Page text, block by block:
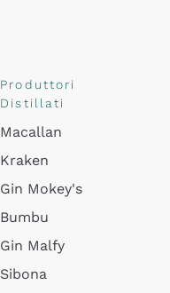
Produttori
Distillati
Macallan
Kraken
Gin Mokey's
Bumbu
Gin Malfy
Sibona